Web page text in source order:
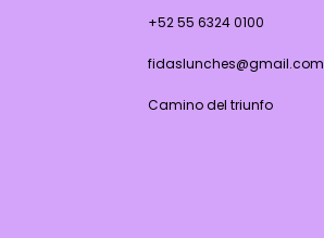
+52 55 6324 0100
fidaslunches@gmail.com
Camino del triunfo